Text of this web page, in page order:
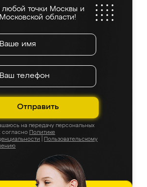
любой точки Москвы и
Московской области!
Отправить
на передачу персональных
согласно Политике
Пользовательскому